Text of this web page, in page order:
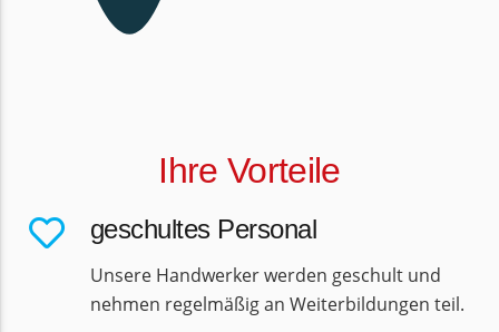
Ihre Vorteile
geschultes Personal
Unsere Handwerker werden geschult und
nehmen regelmäßig an Weiterbildungen teil.